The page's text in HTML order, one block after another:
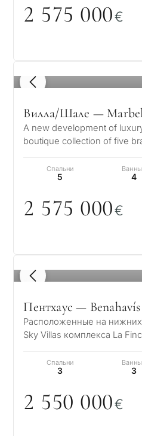
2 575 000€
1 / 8
Вилла/Шале —
A new development of
boutique collection of five
Спальни
5 4
2 575 000€
1 / 8
Пентхаус — Benahavís
Расположенные на нижних
Sky Villas комплекса La
Спальни
3 3
2 550 000€